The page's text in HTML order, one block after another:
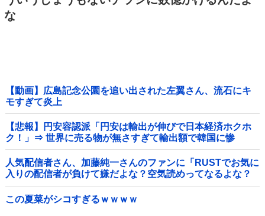
な
【動画】広島記念公園を追い出された左翼さん、流石にキ
モすぎて炎上
【悲報】円安容認派「円安は輸出が伸びで日本経済ホクホ
ク！」⇒ 世界に売る物が無さすぎて輸出額で韓国に惨
敗・・・
人気配信者さん、加藤純一さんのファンに「RUSTでお気に
入りの配信者が負けて嫌だよな？空気読めってなるよな？
その結果がVCR。お前らVCR向いてるよ」→大炎上他
この夏菜がシコすぎるｗｗｗｗ